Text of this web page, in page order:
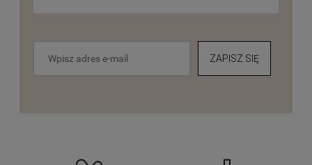
ZAPISZ SIĘ